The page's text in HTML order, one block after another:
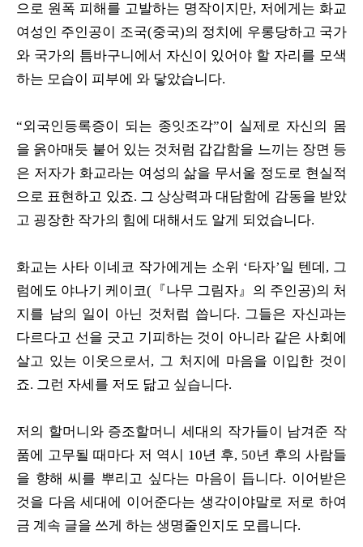
으로 원폭 피해를 고발하는 명작이지만, 저에게는 화교
여성인 주인공이 조국(중국)의 정치에 우롱당하고 국가
와 국가의 틈바구니에서 자신이 있어야 할 자리를 모색
하는 모습이 피부에 와 닿았습니다.
“외국인등록증이 되는 종잇조각”이 실제로 자신의 몸
을 옭아매듯 붙어 있는 것처럼 갑갑함을 느끼는 장면 등
은 저자가 화교라는 여성의 삶을 무서울 정도로 현실적
으로 표현하고 있죠. 그 상상력과 대담함에 감동을 받았
고 굉장한 작가의 힘에 대해서도 알게 되었습니다.
화교는 사타 이네코 작가에게는 소위 ‘타자’일 텐데, 그
럼에도 야나기 케이코(『나무 그림자』의 주인공)의 처
지를 남의 일이 아닌 것처럼 씁니다. 그들은 자신과는
다르다고 선을 긋고 기피하는 것이 아니라 같은 사회에
살고 있는 이웃으로서, 그 처지에 마음을 이입한 것이
죠. 그런 자세를 저도 닮고 싶습니다.
저의 할머니와 증조할머니 세대의 작가들이 남겨준 작
품에 고무될 때마다 저 역시 10년 후, 50년 후의 사람들
을 향해 씨를 뿌리고 싶다는 마음이 듭니다. 이어받은
것을 다음 세대에 이어준다는 생각이야말로 저로 하여
금 계속 글을 쓰게 하는 생명줄인지도 모릅니다.